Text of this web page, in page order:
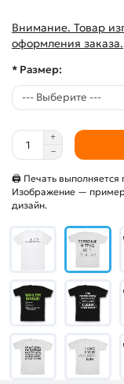
Внимание. Товар
оформления заказа.
* Размер:
🖨 Печать выполняется
Изображение — пример
дизайн.